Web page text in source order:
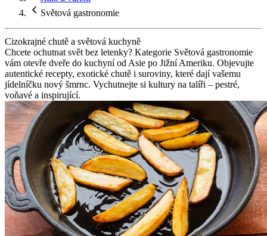
Světová gastronomie
Cizokrajné chutě a světová kuchyně
Chcete ochutnat svět bez letenky? Kategorie Světová gastronomie
vám otevře dveře do kuchyní od Asie po Jižní Ameriku. Objevujte
autentické recepty, exotické chutě i suroviny, které dají vašemu
jídelníčku nový šmrnc. Vychutnejte si kultury na talíři – pestré,
voňavé a inspirující.